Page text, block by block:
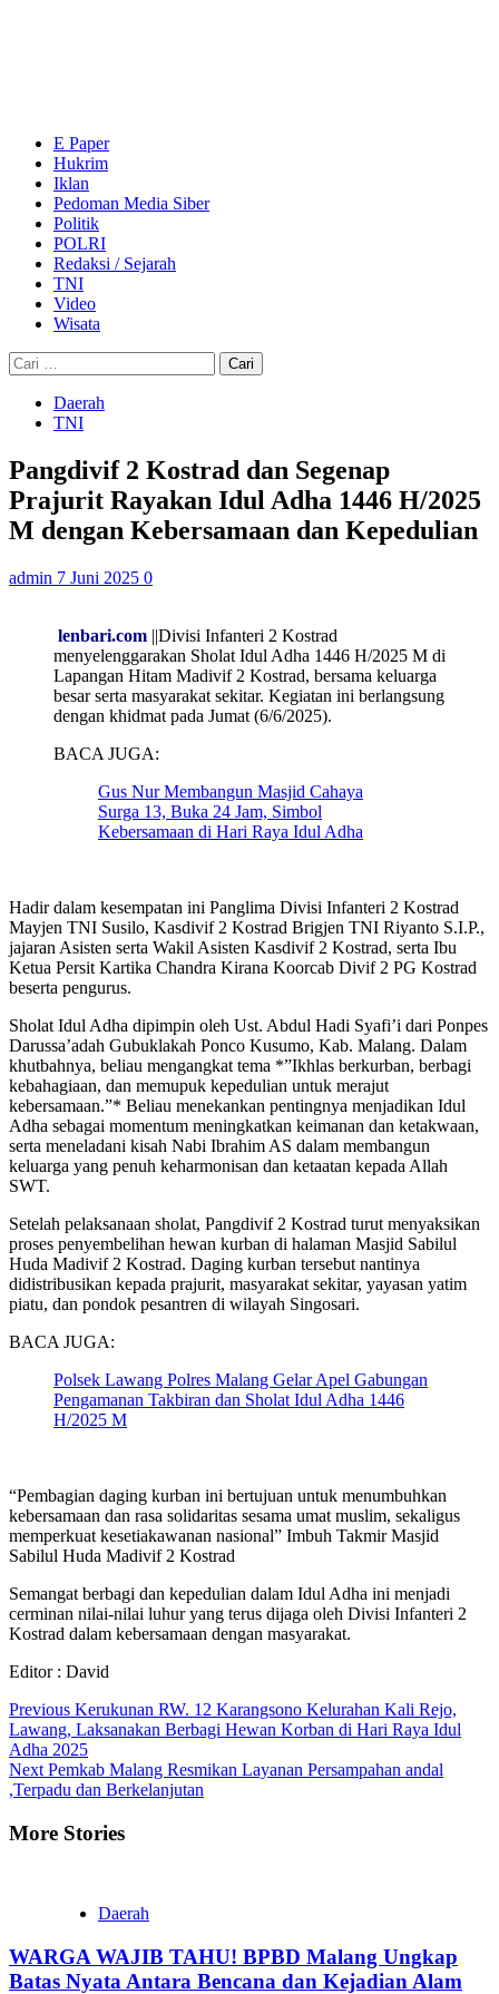
E Paper
Hukrim
Iklan
Pedoman Media Siber
Politik
POLRI
Redaksi / Sejarah
TNI
Video
Wisata
Cari
untuk:
Daerah
TNI
Pangdivif 2 Kostrad dan Segenap
Prajurit Rayakan Idul Adha 1446 H/2025
M dengan Kebersamaan dan Kepedulian
admin 7 Juni 2025 0
lenbari.com ||Divisi Infanteri 2 Kostrad
menyelenggarakan Sholat Idul Adha 1446 H/2025 M di
Lapangan Hitam Madivif 2 Kostrad, bersama keluarga
besar serta masyarakat sekitar. Kegiatan ini berlangsung
dengan khidmat pada Jumat (6/6/2025).
BACA JUGA:
Gus Nur Membangun Masjid Cahaya
Surga 13, Buka 24 Jam, Simbol
Kebersamaan di Hari Raya Idul Adha
Hadir dalam kesempatan ini Panglima Divisi Infanteri 2 Kostrad
Mayjen TNI Susilo, Kasdivif 2 Kostrad Brigjen TNI Riyanto S.I.P.,
jajaran Asisten serta Wakil Asisten Kasdivif 2 Kostrad, serta Ibu
Ketua Persit Kartika Chandra Kirana Koorcab Divif 2 PG Kostrad
beserta pengurus.
Sholat Idul Adha dipimpin oleh Ust. Abdul Hadi Syafi’i dari Ponpes
Darussa’adah Gubuklakah Ponco Kusumo, Kab. Malang. Dalam
khutbahnya, beliau mengangkat tema *”Ikhlas berkurban, berbagi
kebahagiaan, dan memupuk kepedulian untuk merajut
kebersamaan.”* Beliau menekankan pentingnya menjadikan Idul
Adha sebagai momentum meningkatkan keimanan dan ketakwaan,
serta meneladani kisah Nabi Ibrahim AS dalam membangun
keluarga yang penuh keharmonisan dan ketaatan kepada Allah
SWT.
Setelah pelaksanaan sholat, Pangdivif 2 Kostrad turut menyaksikan
proses penyembelihan hewan kurban di halaman Masjid Sabilul
Huda Madivif 2 Kostrad. Daging kurban tersebut nantinya
didistribusikan kepada prajurit, masyarakat sekitar, yayasan yatim
piatu, dan pondok pesantren di wilayah Singosari.
BACA JUGA:
Polsek Lawang Polres Malang Gelar Apel Gabungan
Pengamanan Takbiran dan Sholat Idul Adha 1446
H/2025 M
“Pembagian daging kurban ini bertujuan untuk menumbuhkan
kebersamaan dan rasa solidaritas sesama umat muslim, sekaligus
memperkuat kesetiakawanan nasional” Imbuh Takmir Masjid
Sabilul Huda Madivif 2 Kostrad
Semangat berbagi dan kepedulian dalam Idul Adha ini menjadi
cerminan nilai-nilai luhur yang terus dijaga oleh Divisi Infanteri 2
Kostrad dalam kebersamaan dengan masyarakat.
Editor : David
Continue
Reading
Previous Kerukunan RW. 12 Karangsono Kelurahan Kali Rejo,
Lawang, Laksanakan Berbagi Hewan Korban di Hari Raya Idul
Adha 2025
Next Pemkab Malang Resmikan Layanan Persampahan andal
,Terpadu dan Berkelanjutan
More Stories
Daerah
WARGA WAJIB TAHU! BPBD Malang Ungkap
Batas Nyata Antara Bencana dan Kejadian Alam